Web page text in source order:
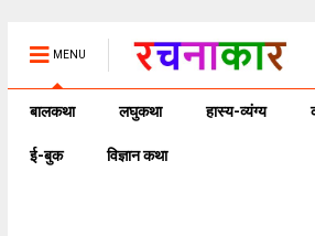
MENU
बालकथा लघुकथा हास्य-व्यंग्य
ई-बुक विज्ञान कथा